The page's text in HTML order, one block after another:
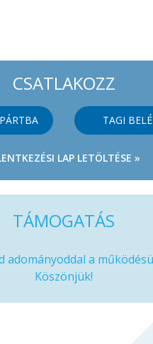
CSATLAKOZZ
TAGI
LAP LETÖLTÉSE »
TÁMOGATÁS
adományoddal a
Köszönjük!